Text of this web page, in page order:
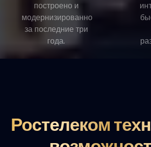
построено и
модернизированно
за последние три
года.
Ростелеком